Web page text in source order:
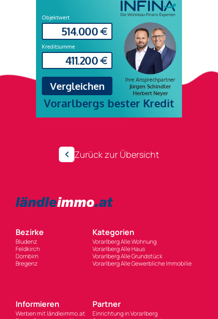
Zurück zur Übersicht
Bezirke
Bludenz
Feldkirch
Dornbirn
Bregenz
Kategorien
Vorarlberg Alle Wohnung
Vorarlberg Alle Haus
Vorarlberg Alle Grundstück
Vorarlberg Alle Gewerbliche Immobilie
Informieren
Werben mit ländleimmo.at
Partner
Einrichtung in Vorarlberg